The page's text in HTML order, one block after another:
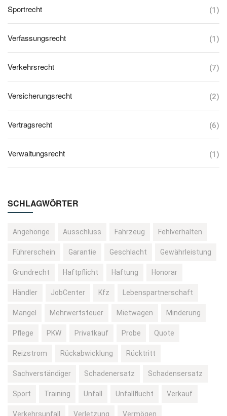
Sportrecht (1)
Verfassungsrecht (1)
Verkehrsrecht (7)
Versicherungsrecht (2)
Vertragsrecht (6)
Verwaltungsrecht (1)
SCHLAGWÖRTER
Angehörige Ausschluss Fahrzeug Fehlverhalten
Führerschein Garantie Geschlacht Gewährleistung
Grundrecht Haftpflicht Haftung Honorar
Händler JobCenter Kfz Lebenspartnerschaft
Mangel Mehrwertsteuer Mietwagen Minderung
Pflege PKW Privatkauf Probe Quote
Reizstrom Rückabwicklung Rücktritt
Sachverständiger Schadenersatz Schadensersatz
Sport Training Unfall Unfallflucht Verkauf
Verkehrsunfall Verletzung Vermögen